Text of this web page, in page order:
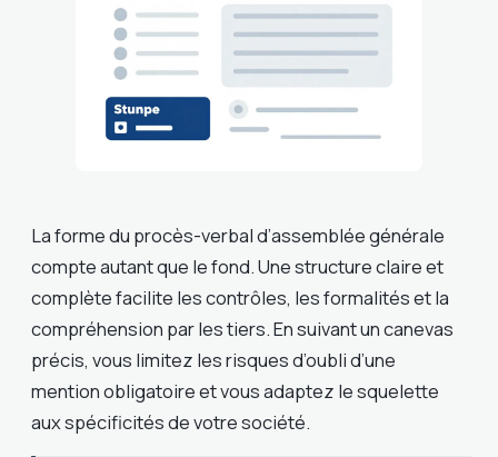
La forme du procès-verbal d’assemblée générale
compte autant que le fond. Une structure claire et
complète facilite les contrôles, les formalités et la
compréhension par les tiers. En suivant un canevas
précis, vous limitez les risques d’oubli d’une
mention obligatoire et vous adaptez le squelette
aux spécificités de votre société.